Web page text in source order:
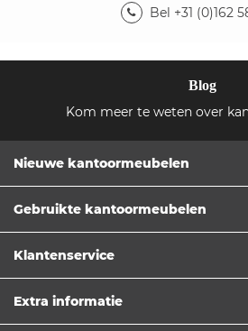
Bel +31 (0)162
Blog
Kom meer te weten over
Nieuwe kantoormeubelen
Gebruikte kantoormeubelen
Klantenservice
Extra informatie